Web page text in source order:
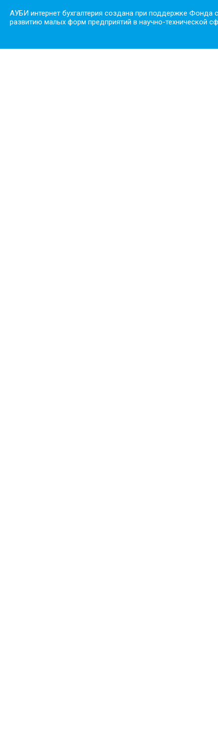
АУБИ интернет бухгалтерия создана при поддержке Фонда
развитию малых форм предприятий в научно-технической